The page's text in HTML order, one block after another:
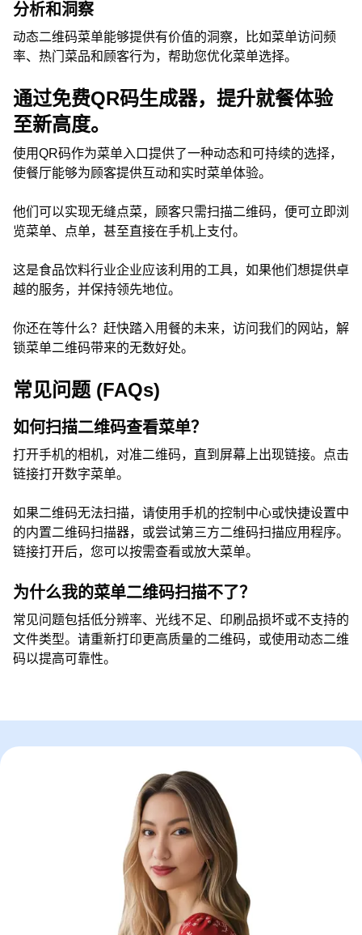
分析和洞察
动态二维码菜单能够提供有价值的洞察，比如菜单访问频
率、热门菜品和顾客行为，帮助您优化菜单选择。
通过免费QR码生成器，提升就餐体验
至新高度。
使用QR码作为菜单入口提供了一种动态和可持续的选择，
使餐厅能够为顾客提供互动和实时菜单体验。
他们可以实现无缝点菜，顾客只需扫描二维码，便可立即浏
览菜单、点单，甚至直接在手机上支付。
这是食品饮料行业企业应该利用的工具，如果他们想提供卓
越的服务，并保持领先地位。
你还在等什么？赶快踏入用餐的未来，访问我们的网站，解
锁菜单二维码带来的无数好处。
常见问题 (FAQs)
如何扫描二维码查看菜单？
打开手机的相机，对准二维码，直到屏幕上出现链接。点击
链接打开数字菜单。
如果二维码无法扫描，请使用手机的控制中心或快捷设置中
的内置二维码扫描器，或尝试第三方二维码扫描应用程序。
链接打开后，您可以按需查看或放大菜单。
为什么我的菜单二维码扫描不了？
常见问题包括低分辨率、光线不足、印刷品损坏或不支持的
文件类型。请重新打印更高质量的二维码，或使用动态二维
码以提高可靠性。